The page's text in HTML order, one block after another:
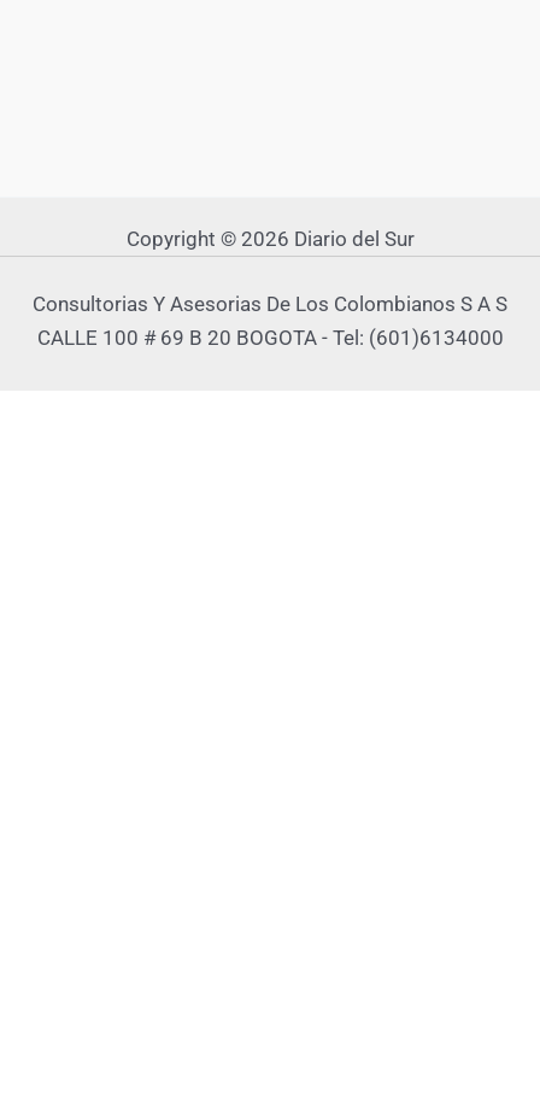
Copyright © 2026 Diario del Sur
Consultorias Y Asesorias De Los Colombianos S A S
CALLE 100 # 69 B 20 BOGOTA - Tel: (601)6134000